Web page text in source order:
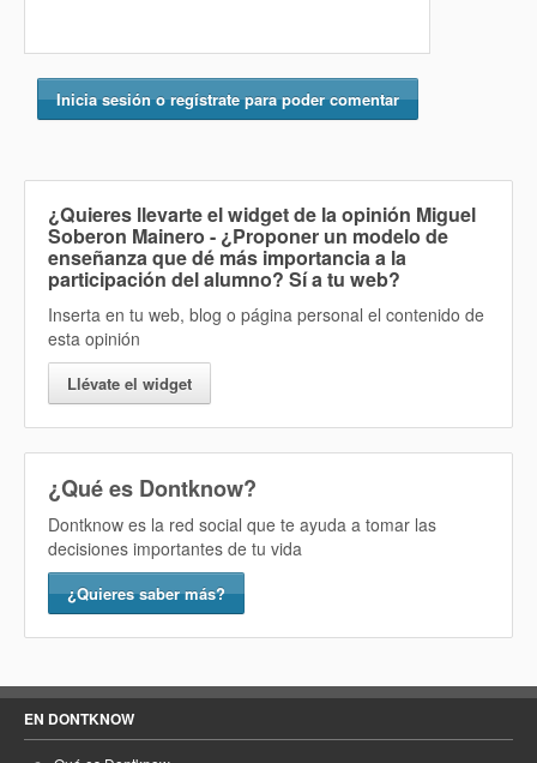
Inicia sesión o regístrate para poder comentar
¿Quieres llevarte el widget de la opinión Miguel
Soberon Mainero - ¿Proponer un modelo de
enseñanza que dé más importancia a la
participación del alumno? Sía tu web?
Inserta en tu web, blog o página personal el contenido de
esta opinión
Llévate el widget
¿Qué es Dontknow?
Dontknow es la red social que te ayuda a tomar las
decisiones importantes de tu vida
¿Quieres saber más?
EN DONTKNOW